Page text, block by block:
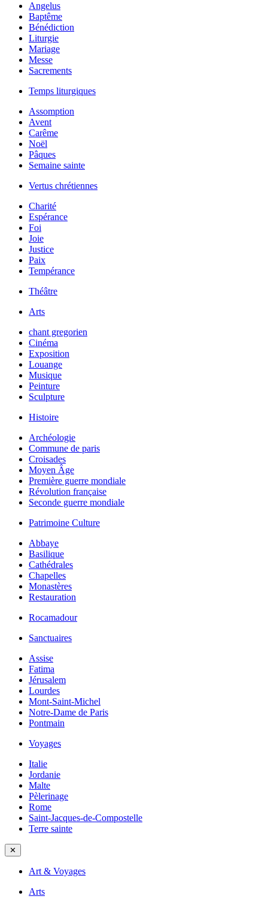
Angelus
Baptême
Bénédiction
Liturgie
Mariage
Messe
Sacrements
Temps liturgiques
Assomption
Avent
Carême
Noël
Pâques
Semaine sainte
Vertus chrétiennes
Charité
Espérance
Foi
Joie
Justice
Paix
Tempérance
Théâtre
Arts
chant gregorien
Cinéma
Exposition
Louange
Musique
Peinture
Sculpture
Histoire
Archéologie
Commune de paris
Croisades
Moyen Âge
Première guerre mondiale
Révolution française
Seconde guerre mondiale
Patrimoine Culture
Abbaye
Basilique
Cathédrales
Chapelles
Monastères
Restauration
Rocamadour
Sanctuaires
Assise
Fatima
Jérusalem
Lourdes
Mont-Saint-Michel
Notre-Dame de Paris
Pontmain
Voyages
Italie
Jordanie
Malte
Pèlerinage
Rome
Saint-Jacques-de-Compostelle
Terre sainte
✕
Art & Voyages
Arts